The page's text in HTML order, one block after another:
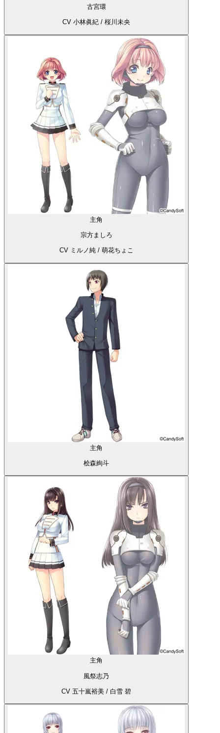
古宮環
CV 小林眞紀 / 桜川未央
主角
宗方ましろ
CV ミルノ純 / 萌花ちょこ
主角
桧森絢斗
主角
風祭志乃
CV 五十嵐裕美 / 白雪 碧